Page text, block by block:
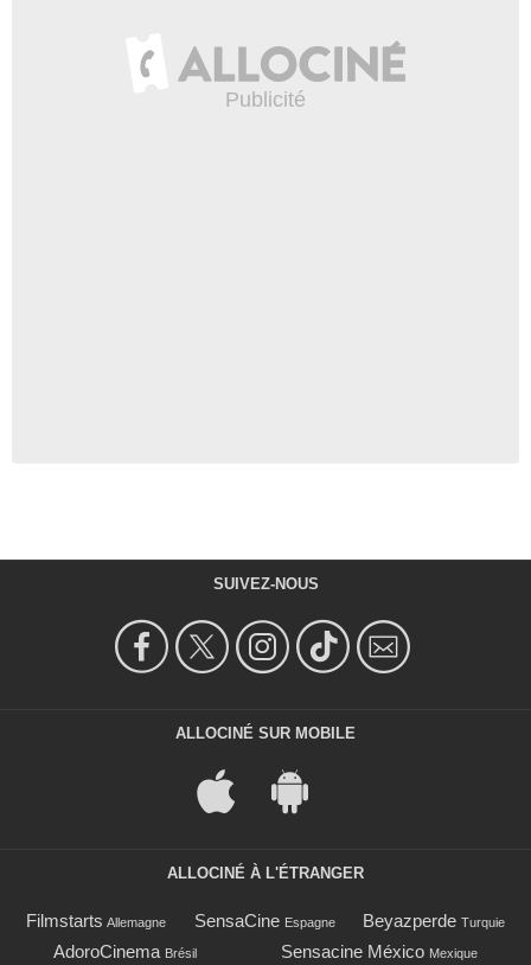
SUIVEZ-NOUS
ALLOCINÉ SUR MOBILE
ALLOCINÉ À L'ÉTRANGER
Filmstarts Allemagne SensaCine Espagne Beyazperde Turquie
AdoroCinema Brésil Sensacine México Mexique